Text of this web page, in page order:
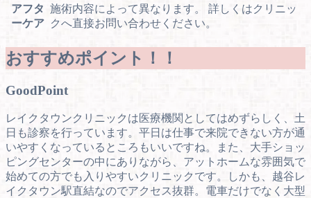
アフタ
ーケア
施術内容によって異なります。 詳しくはクリニッ
クへ直接お問い合わせください。
おすすめポイント！！
GoodPoint
レイクタウンクリニックは医療機関としてはめずらしく、土
日も診察を行っています。平日は仕事で来院できない方が通
いやすくなっているところもいいですね。また、大手ショッ
ピングセンターの中にありながら、アットホームな雰囲気で
始めての方でも入りやすいクリニックです。しかも、越谷レ
イクタウン駅直結なのでアクセス抜群。電車だけでなく大型